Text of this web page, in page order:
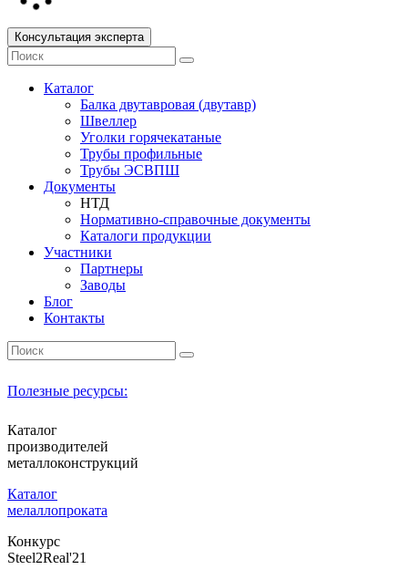
Консультация эксперта
Каталог
Балка двутавровая (двутавр)
Швеллер
Уголки горячекатаные
Трубы профильные
Трубы ЭСВПШ
Документы
НТД
Нормативно-справочные документы
Каталоги продукции
Участники
Партнеры
Заводы
Блог
Контакты
Полезные ресурсы:
Каталог
производителей
металлоконструкций
Каталог
мелаллопроката
Конкурс
Steel2Real'21